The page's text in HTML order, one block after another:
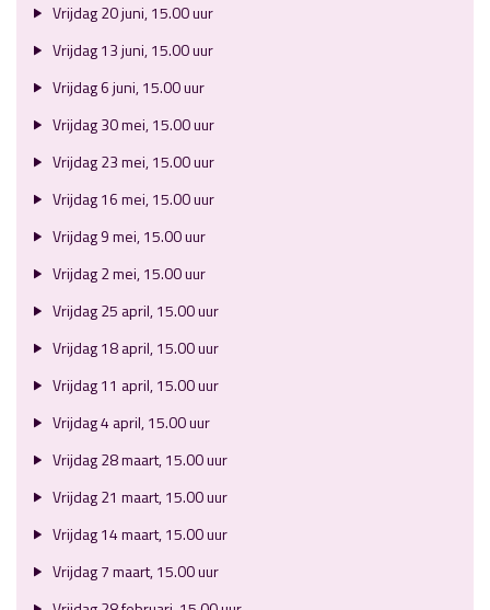
Vrijdag 20 juni, 15.00 uur
Vrijdag 13 juni, 15.00 uur
Vrijdag 6 juni, 15.00 uur
Vrijdag 30 mei, 15.00 uur
Vrijdag 23 mei, 15.00 uur
Vrijdag 16 mei, 15.00 uur
Vrijdag 9 mei, 15.00 uur
Vrijdag 2 mei, 15.00 uur
Vrijdag 25 april, 15.00 uur
Vrijdag 18 april, 15.00 uur
Vrijdag 11 april, 15.00 uur
Vrijdag 4 april, 15.00 uur
Vrijdag 28 maart, 15.00 uur
Vrijdag 21 maart, 15.00 uur
Vrijdag 14 maart, 15.00 uur
Vrijdag 7 maart, 15.00 uur